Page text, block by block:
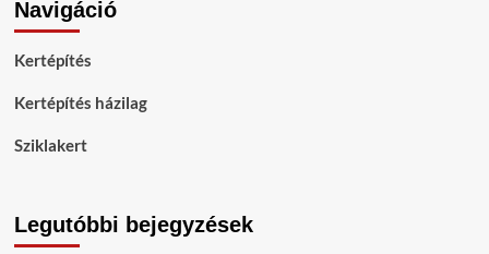
Navigáció
Kertépítés
Kertépítés házilag
Sziklakert
Legutóbbi bejegyzések